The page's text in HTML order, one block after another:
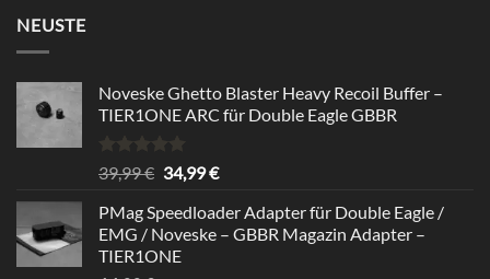
NEUSTE
Noveske Ghetto Blaster Heavy Recoil Buffer –
TIER1ONE ARC für Double Eagle GBBR
Rated5.00
out of 5
39,99€ Original
was:
39,99 €.
34,99€Current
is:
34,99 €.
PMag Speedloader Adapter für Double Eagle /
EMG / Noveske – GBBR Magazin Adapter –
TIER1ONE